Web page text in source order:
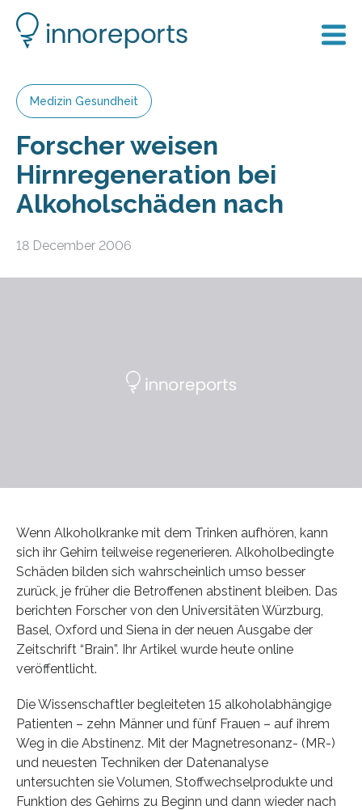
Medizin Gesundheit
Forscher weisen
Hirnregeneration bei
Alkoholschäden nach
18 December 2006
Wenn Alkoholkranke mit dem Trinken aufhören, kann
sich ihr Gehirn teilweise regenerieren. Alkoholbedingte
Schäden bilden sich wahrscheinlich umso besser
zurück, je früher die Betroffenen abstinent bleiben. Das
berichten Forscher von den Universitäten Würzburg,
Basel, Oxford und Siena in der neuen Ausgabe der
Zeitschrift “Brain”. Ihr Artikel wurde heute online
veröffentlicht.
Die Wissenschaftler begleiteten 15 alkoholabhängige
Patienten – zehn Männer und fünf Frauen – auf ihrem
Weg in die Abstinenz. Mit der Magnetresonanz- (MR-)
und neuesten Techniken der Datenanalyse
untersuchten sie Volumen, Stoffwechselprodukte und
Funktion des Gehirns zu Beginn und dann wieder nach